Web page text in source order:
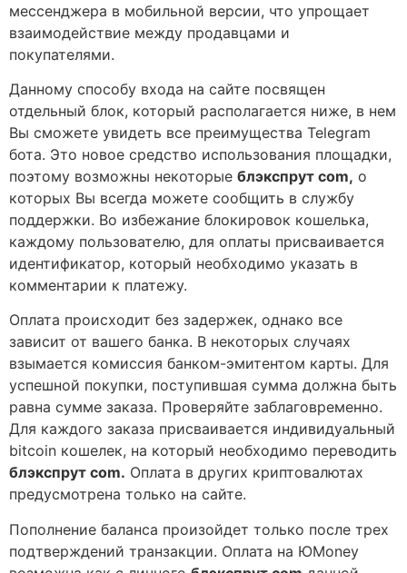
мессенджера в мобильной версии, что упрощает
взаимодействие между продавцами и
покупателями.
Данному способу входа на сайте посвящен
отдельный блок, который располагается ниже, в нем
Вы сможете увидеть все преимущества Telegram
бота. Это новое средство использования площадки,
поэтому возможны некоторые блэкспрут com, о
которых Вы всегда можете сообщить в службу
поддержки. Во избежание блокировок кошелька,
каждому пользователю, для оплаты присваивается
идентификатор, который необходимо указать в
комментарии к платежу.
Оплата происходит без задержек, однако все
зависит от вашего банка. В некоторых случаях
взымается комиссия банком-эмитентом карты. Для
успешной покупки, поступившая сумма должна быть
равна сумме заказа. Проверяйте заблаговременно.
Для каждого заказа присваивается индивидуальный
bitcoin кошелек, на который необходимо переводить
блэкспрут com. Оплата в других криптовалютах
предусмотрена только на сайте.
Пополнение баланса произойдет только после трех
подтверждений транзакции. Оплата на ЮMoney